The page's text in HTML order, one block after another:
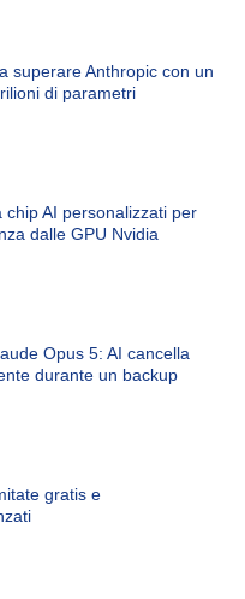
superare Anthropic con un
di parametri
chip AI personalizzati per
dalle GPU Nvidia
Opus 5: AI cancella
durante un backup
gratis e